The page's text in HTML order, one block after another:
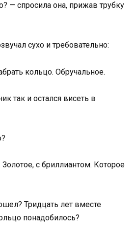
— спросила она, прижав трубку
сухо и требовательно:
кольцо. Обручальное.
так и остался висеть в
с бриллиантом. Которое
Тридцать лет вместе
понадобилось?